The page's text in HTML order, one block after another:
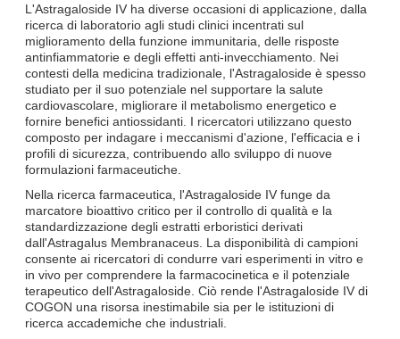
L'Astragaloside IV ha diverse occasioni di applicazione, dalla
ricerca di laboratorio agli studi clinici incentrati sul
miglioramento della funzione immunitaria, delle risposte
antinfiammatorie e degli effetti anti-invecchiamento. Nei
contesti della medicina tradizionale, l'Astragaloside è spesso
studiato per il suo potenziale nel supportare la salute
cardiovascolare, migliorare il metabolismo energetico e
fornire benefici antiossidanti. I ricercatori utilizzano questo
composto per indagare i meccanismi d'azione, l'efficacia e i
profili di sicurezza, contribuendo allo sviluppo di nuove
formulazioni farmaceutiche.
Nella ricerca farmaceutica, l'Astragaloside IV funge da
marcatore bioattivo critico per il controllo di qualità e la
standardizzazione degli estratti erboristici derivati
dall'Astragalus Membranaceus. La disponibilità di campioni
consente ai ricercatori di condurre vari esperimenti in vitro e
in vivo per comprendere la farmacocinetica e il potenziale
terapeutico dell'Astragaloside. Ciò rende l'Astragaloside IV di
COGON una risorsa inestimabile sia per le istituzioni di
ricerca accademiche che industriali.